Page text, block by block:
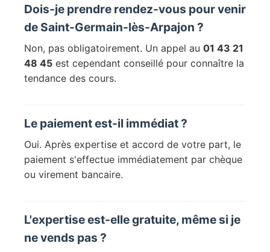
Dois-je prendre rendez-vous pour venir
de Saint-Germain-lès-Arpajon ?
Non, pas obligatoirement. Un appel au 01 43 21
48 45 est cependant conseillé pour connaître la
tendance des cours.
Le paiement est-il immédiat ?
Oui. Après expertise et accord de votre part, le
paiement s'effectue immédiatement par chèque
ou virement bancaire.
L'expertise est-elle gratuite, même si je
ne vends pas ?